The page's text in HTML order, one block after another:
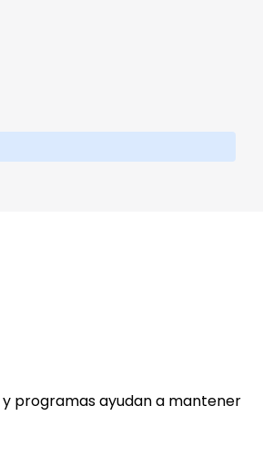
programas ayudan a mantener